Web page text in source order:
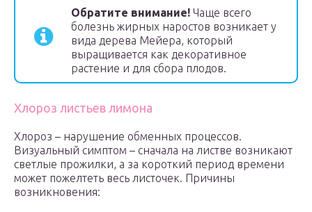
Обратите внимание! Чаще всего
болезнь жирных наростов возникает у
вида дерева Мейера, который
выращивается как декоративное
растение и для сбора плодов.
Хлороз листьев лимона
Хлороз – нарушение обменных процессов.
Визуальный симптом – сначала на листве возникают
светлые прожилки, а за короткий период времени
может пожелтеть весь листочек. Причины
возникновения: